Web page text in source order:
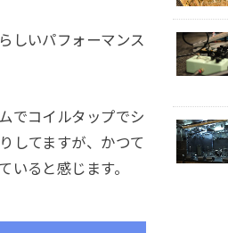
しいパフォーマンス
でコイルタップでシ
してますが、かつて
いると感じます。